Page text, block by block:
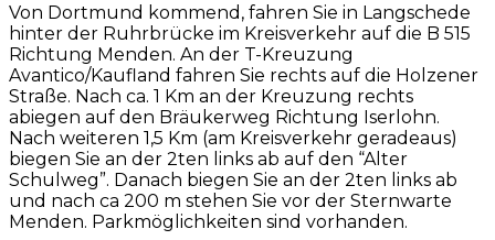
Von Dortmund kommend, fahren Sie in Langschede
hinter der Ruhrbrücke im Kreisverkehr auf die B 515
Richtung Menden. An der T-Kreuzung
Avantico/Kaufland fahren Sie rechts auf die Holzener
Straße. Nach ca. 1 Km an der Kreuzung rechts
abiegen auf den Bräukerweg Richtung Iserlohn.
Nach weiteren 1,5 Km (am Kreisverkehr geradeaus)
biegen Sie an der 2ten links ab auf den “Alter
Schulweg”. Danach biegen Sie an der 2ten links ab
und nach ca 200 m stehen Sie vor der Sternwarte
Menden. Parkmöglichkeiten sind vorhanden.